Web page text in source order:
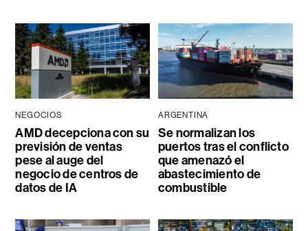
NEGOCIOS
AMD decepciona con su
previsión de ventas
pese al auge del
negocio de centros de
datos de IA
ARGENTINA
Se normalizan los
puertos tras el conflicto
que amenazó el
abastecimiento de
combustible